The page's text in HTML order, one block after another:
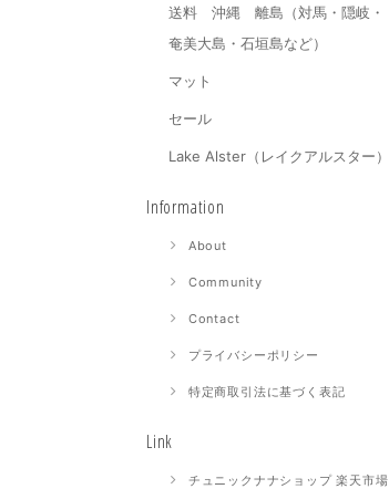
送料 沖縄 離島（対馬・隠岐・
奄美大島・石垣島など）
マット
セール
Lake Alster（レイクアルスター）
Information
About
Community
Contact
プライバシーポリシー
特定商取引法に基づく表記
Link
チュニックナナショップ 楽天市場